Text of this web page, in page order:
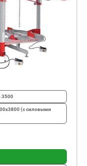
3500
(с силовыми